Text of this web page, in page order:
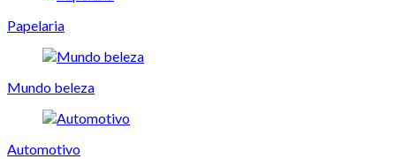
Papelaria
Mundo beleza
Automotivo